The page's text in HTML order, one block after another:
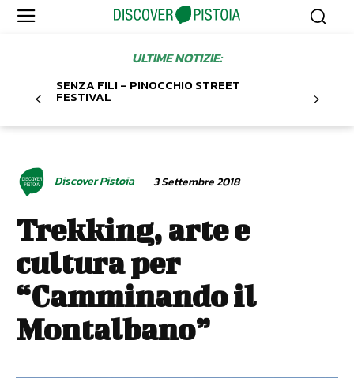
ULTIME NOTIZIE:
SENZA FILI – PINOCCHIO STREET
FESTIVAL
Discover Pistoia 3 Settembre 2018
Trekking, arte e
cultura per
“Camminando il
Montalbano”